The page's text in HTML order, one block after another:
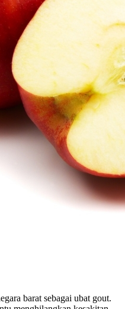
barat sebagai ubat gout.